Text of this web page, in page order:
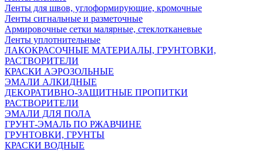
Ленты для швов, углоформирующие, кромочные
Ленты сигнальные и разметочные
Армировочные сетки малярные, стеклотканевые
Ленты уплотнительные
ЛАКОКРАСОЧНЫЕ МАТЕРИАЛЫ, ГРУНТОВКИ,
РАСТВОРИТЕЛИ
КРАСКИ АЭРОЗОЛЬНЫЕ
ЭМАЛИ АЛКИДНЫЕ
ДЕКОРАТИВНО-ЗАЩИТНЫЕ ПРОПИТКИ
РАСТВОРИТЕЛИ
ЭМАЛИ ДЛЯ ПОЛА
ГРУНТ-ЭМАЛЬ ПО РЖАВЧИНЕ
ГРУНТОВКИ, ГРУНТЫ
КРАСКИ ВОДНЫЕ